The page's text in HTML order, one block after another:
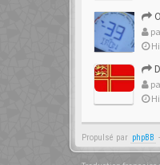
Propulsé par phpBB -